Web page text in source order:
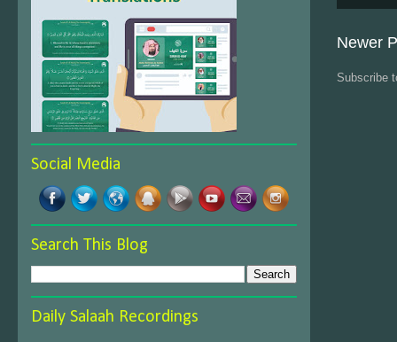
Newer
Subscribe
Social Media
Search This Blog
Daily Salaah Recordings